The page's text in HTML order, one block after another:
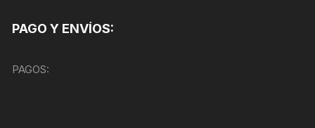
PAGO Y ENVÍOS:
PAGOS: